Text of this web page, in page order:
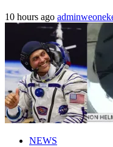
10 hours ago
NEWS